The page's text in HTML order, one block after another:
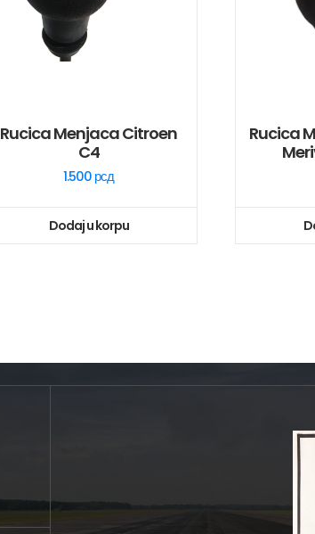
Rucica Menjaca Citroen
C4
1.500 рсд
Dodaj u korpu
Rucica